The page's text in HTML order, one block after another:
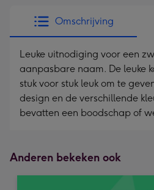
Omschrijving
Leuke uitnodiging voor een
aanpasbare naam. De leuke
stuk voor stuk leuk om te
design en de verschillende
bevatten een boodschap of
Anderen bekeken ook